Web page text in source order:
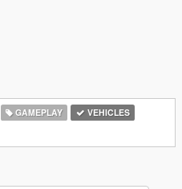
GAMEPLAY
VEHICLES